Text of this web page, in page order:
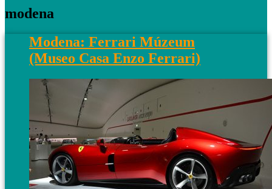
modena
Modena: Ferrari Múzeum
(Museo Casa Enzo Ferrari)